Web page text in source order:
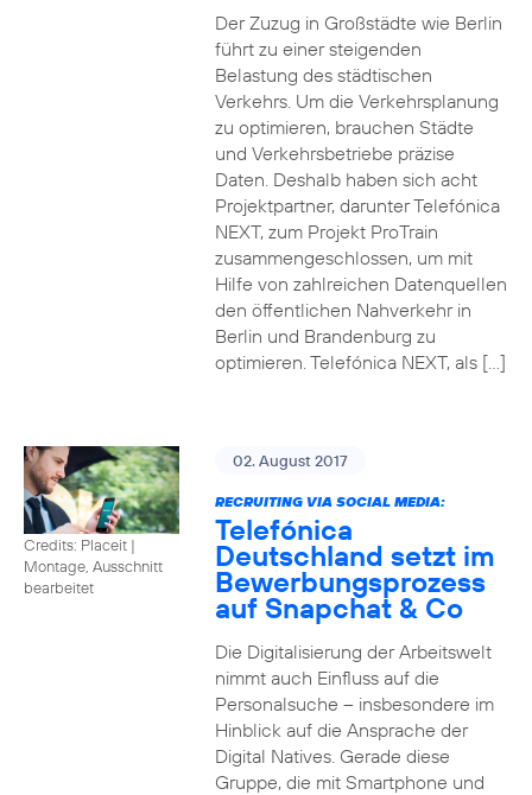
Der Zuzug in Großstädte wie Berlin
führt zu einer steigenden
Belastung des städtischen
Verkehrs. Um die Verkehrsplanung
zu optimieren, brauchen Städte
und Verkehrsbetriebe präzise
Daten. Deshalb haben sich acht
Projektpartner, darunter Telefónica
NEXT, zum Projekt ProTrain
zusammengeschlossen, um mit
Hilfe von zahlreichen Datenquellen
den öffentlichen Nahverkehr in
Berlin und Brandenburg zu
optimieren. Telefónica NEXT, als […]
Credits: Placeit |
Montage, Ausschnitt
bearbeitet
02. August 2017
RECRUITING VIA SOCIAL MEDIA:
Telefónica
Deutschland setzt im
Bewerbungsprozess
auf Snapchat & Co
Die Digitalisierung der Arbeitswelt
nimmt auch Einfluss auf die
Personalsuche – insbesondere im
Hinblick auf die Ansprache der
Digital Natives. Gerade diese
Gruppe, die mit Smartphone und